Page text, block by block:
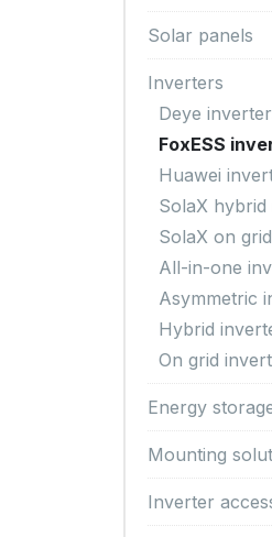
Solar panels
Inverters
Deye
FoxESS
Huawei
SolaX
SolaX on
All-in-one
Asymmetric
Hybrid
On grid
Energy
Mounting
Inverter